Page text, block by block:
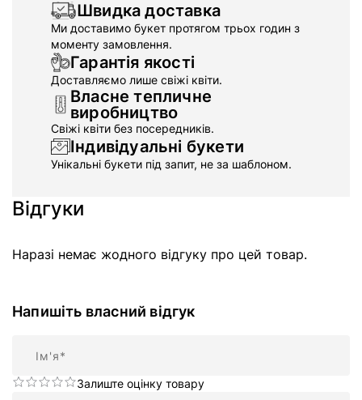
Швидка доставка
Ми доставимо букет протягом трьох годин з
моменту замовлення.
Гарантія якості
Доставляємо лише свіжі квіти.
Власне тепличне
виробництво
Свіжі квіти без посередників.
Індивідуальні букети
Унікальні букети під запит, не за шаблоном.
Відгуки
Наразі немає жодного відгуку про цей товар.
Напишіть власний відгук
Залиште оцінку товару